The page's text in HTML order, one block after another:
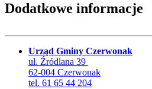
Dodatkowe informacje
Urząd Gminy Czerwonak
ul. Źródlana 39
62-004 Czerwonak
tel. 61 65 44 204